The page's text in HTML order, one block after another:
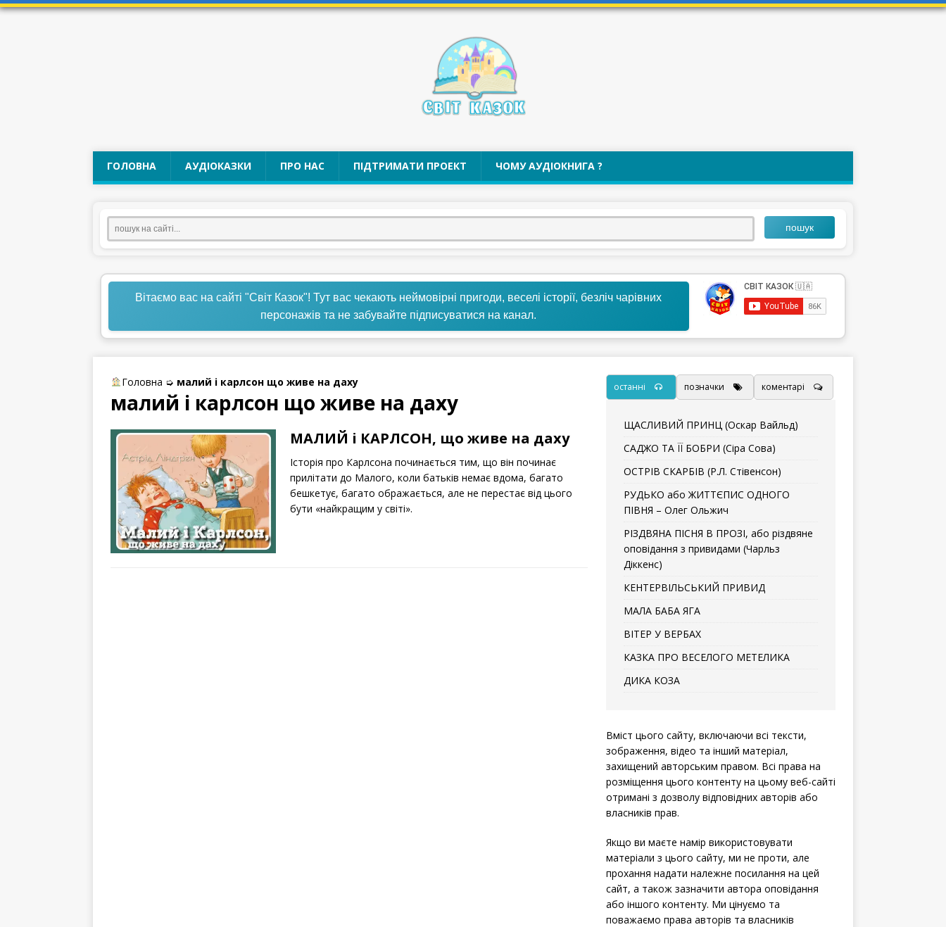
ГОЛОВНА АУДІОКАЗКИ ПРО НАС ПІДТРИМАТИ ПРОЕКТ ЧОМУ АУДІОКНИГА ?
пошук
Вітаємо вас на сайті "Світ Казок"! Тут вас чекають неймовірні пригоди, веселі історії, безліч чарівних
персонажів та не забувайте підписуватися на канал.
Головна ➭ малий і карлсон що живе на даху
малий і карлсон що живе на даху
МАЛИЙ і КАРЛСОН, що живе на даху
Історія пpо Каpлсона починається тим, що він починає
прилітати до Малого, коли батьків немає вдома, багато
бешкетує, багато ображається, але не перестає від цього
бути «найкращим у світі».
останні позначки коментарі
ЩАСЛИВИЙ ПРИНЦ (Оскар Вайльд)
САДЖО ТА ЇЇ БОБРИ (Сіра Сова)
ОСТРІВ СКАРБІВ (Р.Л. Стівенсон)
РУДЬКО або ЖИТТЄПИС ОДНОГО
ПІВНЯ – Олег Ольжич
РІЗДВЯНА ПІСНЯ В ПРОЗІ, або різдвяне
оповідання з привидами (Чарльз
Діккенс)
КЕНТЕРВІЛЬСЬКИЙ ПРИВИД
МАЛА БАБА ЯГА
ВІТЕР У ВЕРБАХ
КАЗКА ПРО ВЕСЕЛОГО МЕТЕЛИКА
ДИКА КОЗА
Вміст цього сайту, включаючи всі тексти,
зображення, відео та інший матеріал,
захищений авторським правом. Всі права на
розміщення цього контенту на цьому веб-сайті
отримані з дозволу відповідних авторів або
власників прав.
Якщо ви маєте намір використовувати
матеріали з цього сайту, ми не проти, але
прохання надати належне посилання на цей
сайт, а також зазначити автора оповідання
або іншого контенту. Ми цінуємо та
поважаємо права авторів та власників